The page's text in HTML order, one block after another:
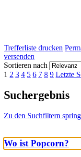
Trefferliste drucken
versenden
Sortieren nach
1 2 3 4 5 6 7 8 9 Letzte
Suchergebnis
Zu den Suchfiltern
Wo ist Popcorn?